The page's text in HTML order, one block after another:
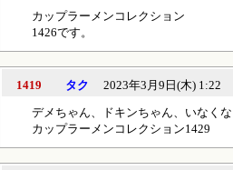
カップラーメンコレクション
1426です。
1419 タク 2023年3月9日(木) 1:22
デメちゃん、ドキンちゃん、いなく
カップラーメンコレクション1429